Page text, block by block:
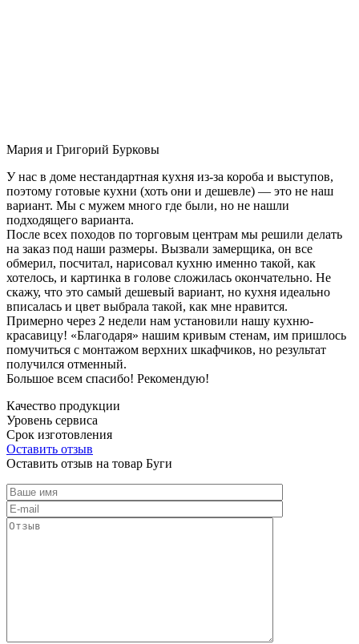
Мария и Григорий Бурковы
У нас в доме нестандартная кухня из-за короба и выступов,
поэтому готовые кухни (хоть они и дешевле) — это не наш
вариант. Мы с мужем много где были, но не нашли
подходящего варианта.
После всех походов по торговым центрам мы решили делать
на заказ под наши размеры. Вызвали замерщика, он все
обмерил, посчитал, нарисовал кухню именно такой, как
хотелось, и картинка в голове сложилась окончательно. Не
скажу, что это самый дешевый вариант, но кухня идеально
вписалась и цвет выбрала такой, как мне нравится.
Примерно через 2 недели нам установили нашу кухню-
красавицу! «Благодаря» нашим кривым стенам, им пришлось
помучиться с монтажом верхних шкафчиков, но результат
получился отменный.
Большое всем спасибо! Рекомендую!
Качество продукции
Уровень сервиса
Срок изготовления
Оставить отзыв
Оставить отзыв на товар Буги